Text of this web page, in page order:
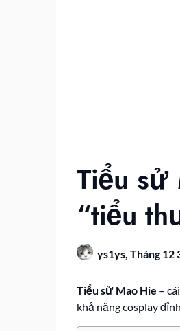
Tiểu
“tiểu
ys1ys, Tháng 12
Tiểu sử Mao Hie –
khả năng cosplay